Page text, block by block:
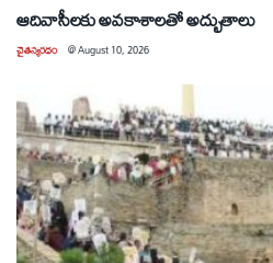
ఆదివాసీలకు అవకాశాలతో అద్భుతాలు
చైతన్యరధం @August 10, 2026